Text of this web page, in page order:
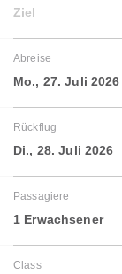
Ziel
Abreise
Mo., 27. Juli 2026
Rückflug
Di., 28. Juli 2026
Passagiere
1 Erwachsener
Class